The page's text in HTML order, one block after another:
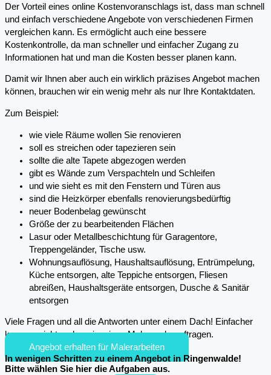
Der Vorteil eines online Kostenvoranschlags ist, dass man schnell
und einfach verschiedene Angebote von verschiedenen Firmen
vergleichen kann. Es ermöglicht auch eine bessere
Kostenkontrolle, da man schneller und einfacher Zugang zu
Informationen hat und man die Kosten besser planen kann.
Damit wir Ihnen aber auch ein wirklich präzises Angebot machen
können, brauchen wir ein wenig mehr als nur Ihre Kontaktdaten.
Zum Beispiel:
wie viele Räume wollen Sie renovieren
soll es streichen oder tapezieren sein
sollte die alte Tapete abgezogen werden
gibt es Wände zum Verspachteln und Schleifen
und wie sieht es mit den Fenstern und Türen aus
sind die Heizkörper ebenfalls renovierungsbedürftig
neuer Bodenbelag gewünscht
Größe der zu bearbeitenden Flächen
Lasur oder Metallbeschichtung für Garagentore,
Treppengeländer, Tische usw.
Wohnungsauflösung, Haushaltsauflösung, Entrümpelung,
Küche entsorgen, alte Teppiche entsorgen, Fliesen
abreißen, Haushaltsgeräte entsorgen, Dusche & Sanitär
entsorgen
Viele Fragen und all die Antworten unter einem Dach! Einfacher
kann es nicht mehr sein, einen Maler zu beauftragen.
Angebot erhalten für Malerarbeiten
In wenigen Schritten zu einem Angebot in Ringenwalde!
Bitte wählen Sie hier die Aufgaben aus.